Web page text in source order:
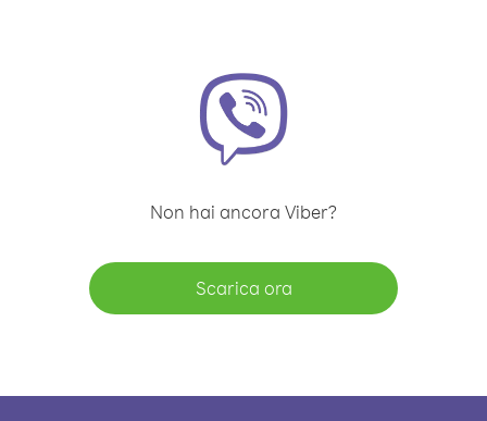
Non hai ancora Viber?
Scarica ora